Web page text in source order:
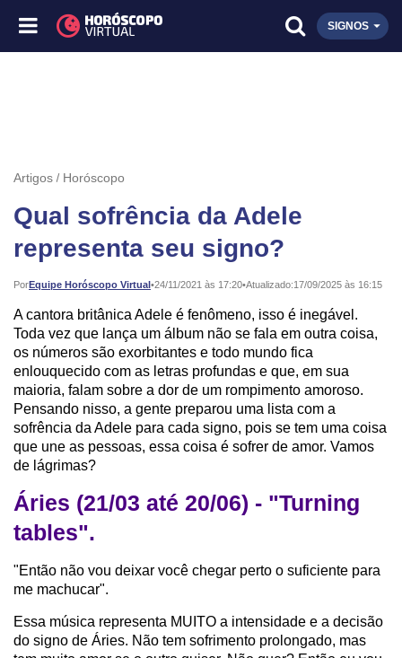
SIGNOS
Artigos Horóscopo
Qual sofrência da Adele
representa seu signo?
PorEquipe Horóscopo Virtual•
Publicado: 24/11/2021 às 17:20•Atualizado:17/09/2025 às 16:15
A cantora britânica Adele é fenômeno, isso é inegável.
Toda vez que lança um álbum não se fala em outra coisa,
os números são exorbitantes e todo mundo fica
enlouquecido com as letras profundas e que, em sua
maioria, falam sobre a dor de um rompimento amoroso.
Pensando nisso, a gente preparou uma lista com a
sofrência da Adele para cada signo, pois se tem uma coisa
que une as pessoas, essa coisa é sofrer de amor. Vamos
de lágrimas?
Áries (21/03 até 20/06) - "Turning
tables".
"Então não vou deixar você chegar perto o suficiente para
me machucar".
Essa música representa MUITO a intensidade e a decisão
do signo de Áries. Não tem sofrimento prolongado, mas